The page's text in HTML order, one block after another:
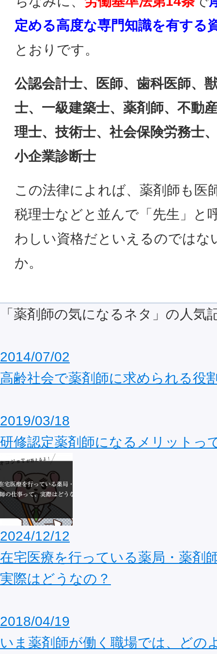
定める高度な専門知識を有する
とおりです。
公認会計士、医師、歯科医師、
士、一級建築士、薬剤師、不動
理士、技術士、社会保険労務士
小企業診断士
この法律によれば、薬剤師も医
税理士などと並んで「先生」と
わしい資格だといえるのではな
か。
「薬剤師の気になるネタ」の人気
2014/07/02
高齢社会で薬剤師に求められる役
2019/03/18
研修認定薬剤師になるメリットっ
2024/12/12
在宅医療を行っている薬局・薬剤
実際はどうなの？
2018/04/19
いま薬剤師が働く職場では、どの